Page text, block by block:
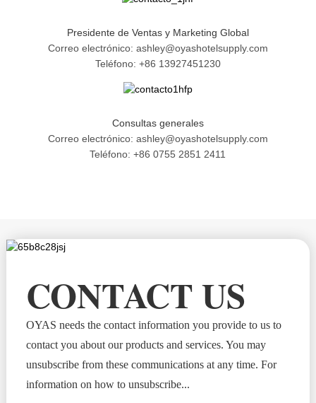
Presidente de Ventas y Marketing Global
Correo electrónico: ashley@oyashotelsupply.com
Teléfono: +86 13927451230
Consultas generales
Correo electrónico: ashley@oyashotelsupply.com
Teléfono: +86 0755 2851 2411
CONTACT US
OYAS needs the contact information you provide to us to
contact you about our products and services. You may
unsubscribe from these communications at any time. For
information on how to unsubscribe...